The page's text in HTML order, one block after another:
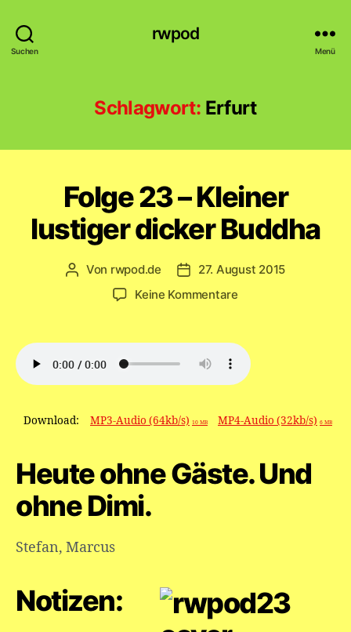
Suchen
rwpod
Menü
Schlagwort: Erfurt
Folge 23 – Kleiner
lustiger dicker Buddha
Beitragsautor
Von rwpod.de Veröffentlichungsdatum
27. August 2015
Keine Kommentarezu
–
Kleiner
lustiger
Buddha
Download: MP3-Audio (64kb/s) 10 MB MP4-Audio (32kb/s) 6 MB
Heute ohne Gäste. Und
ohne Dimi.
Stefan, Marcus
Notizen: